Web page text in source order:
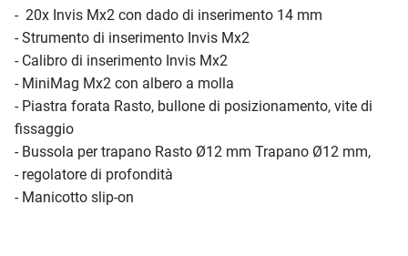
- 20x Invis Mx2 con dado di inserimento 14 mm
- Strumento di inserimento Invis Mx2
- Calibro di inserimento Invis Mx2
- MiniMag Mx2 con albero a molla
- Piastra forata Rasto, bullone di posizionamento, vite di
fissaggio
- Bussola per trapano Rasto Ø12 mm Trapano Ø12 mm,
- regolatore di profondità
- Manicotto slip-on